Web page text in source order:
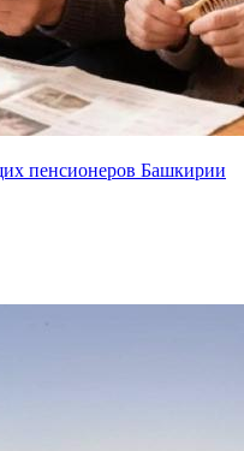
пенсионеров Башкирии